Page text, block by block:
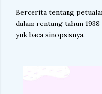
Bercerita tentang
dalam rentang tahun
yuk baca sinopsisnya.